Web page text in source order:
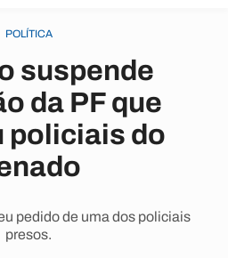
POLÍTICA
suspende
da PF que
policiais do
pedido de uma dos policiais
presos.